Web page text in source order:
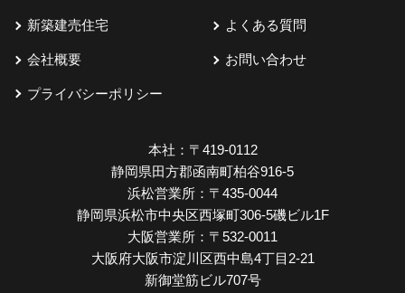
新築建売住宅 よくある質問
会社概要 お問い合わせ
プライバシーポリシー
本社： 〒419-0112
静岡県田方郡函南町柏谷916-5
浜松営業所： 〒435-0044
静岡県浜松市中央区西塚町306-5磯ビル1F
大阪営業所： 〒532-0011
大阪府大阪市淀川区西中島4丁目2-21
新御堂筋ビル707号